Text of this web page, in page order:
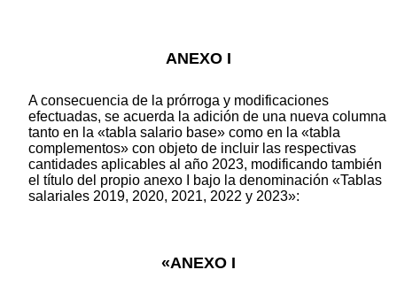
ANEXO I
A consecuencia de la prórroga y modificaciones
efectuadas, se acuerda la adición de una nueva columna
tanto en la «tabla salario base» como en la «tabla
complementos» con objeto de incluir las respectivas
cantidades aplicables al año 2023, modificando también
el título del propio anexo I bajo la denominación «Tablas
salariales 2019, 2020, 2021, 2022 y 2023»:
«ANEXO I